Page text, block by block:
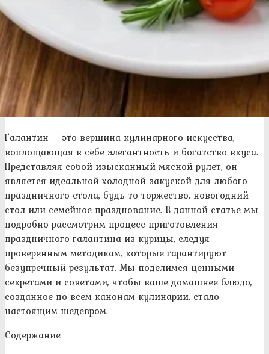
Галантин – это вершина кулинарного искусства,
воплощающая в себе элегантность и богатство вкуса.
Представляя собой изысканный мясной рулет, он
является идеальной холодной закуской для любого
праздничного стола, будь то торжество, новогодний
стол или семейное празднование. В данной статье мы
подробно рассмотрим процесс приготовления
праздничного галантина из курицы, следуя
проверенным методикам, которые гарантируют
безупречный результат. Мы поделимся ценными
секретами и советами, чтобы ваше домашнее блюдо,
созданное по всем канонам кулинарии, стало
настоящим шедевром.
Содержание